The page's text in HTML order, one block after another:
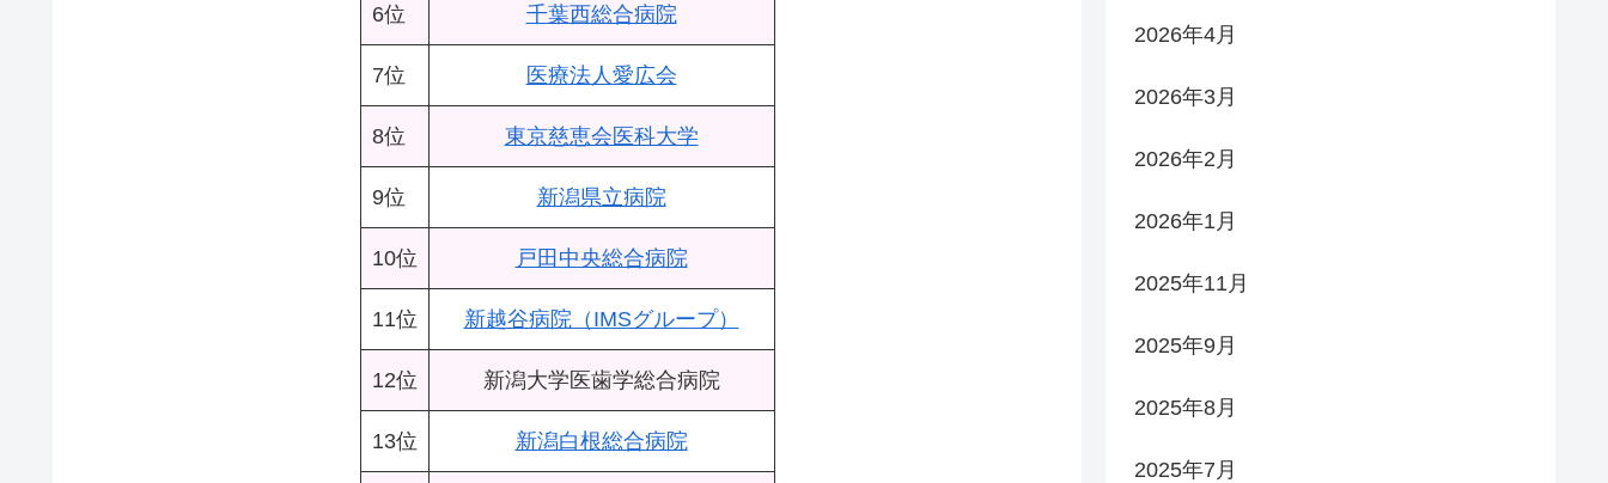
6位 千葉西総合病院
7位 医療法人愛広会
8位 東京慈恵会医科大学
9位 新潟県立病院
10位 戸田中央総合病院
11位 新越谷病院（IMSグループ）
12位 新潟大学医歯学総合病院
13位 新潟白根総合病院
2026年4月
2026年3月
2026年2月
2026年1月
2025年11月
2025年9月
2025年8月
2025年7月